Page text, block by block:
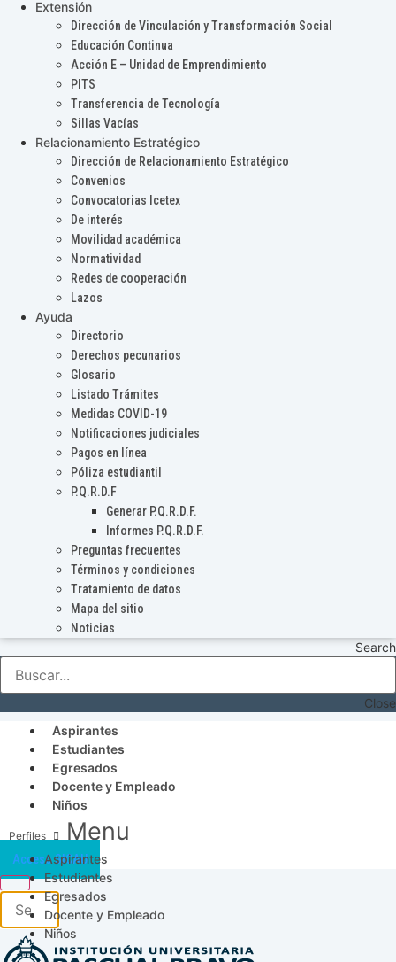
Extensión
Dirección de Vinculación y Transformación Social
Educación Continua
Acción E – Unidad de Emprendimiento
PITS
Transferencia de Tecnología
Sillas Vacías
Relacionamiento Estratégico
Dirección de Relacionamiento Estratégico
Convenios
Convocatorias Icetex
De interés
Movilidad académica
Normatividad
Redes de cooperación
Lazos
Ayuda
Directorio
Derechos pecunarios
Glosario
Listado Trámites
Medidas COVID-19
Notificaciones judiciales
Pagos en línea
Póliza estudiantil
P.Q.R.D.F
Generar P.Q.R.D.F.
Informes P.Q.R.D.F.
Preguntas frecuentes
Términos y condiciones
Tratamiento de datos
Mapa del sitio
Noticias
Search
Close
Aspirantes
Estudiantes
Egresados
Docente y Empleado
Niños
Menu
Aspirantes
Estudiantes
Egresados
Docente y Empleado
Niños
Acceso SICAU